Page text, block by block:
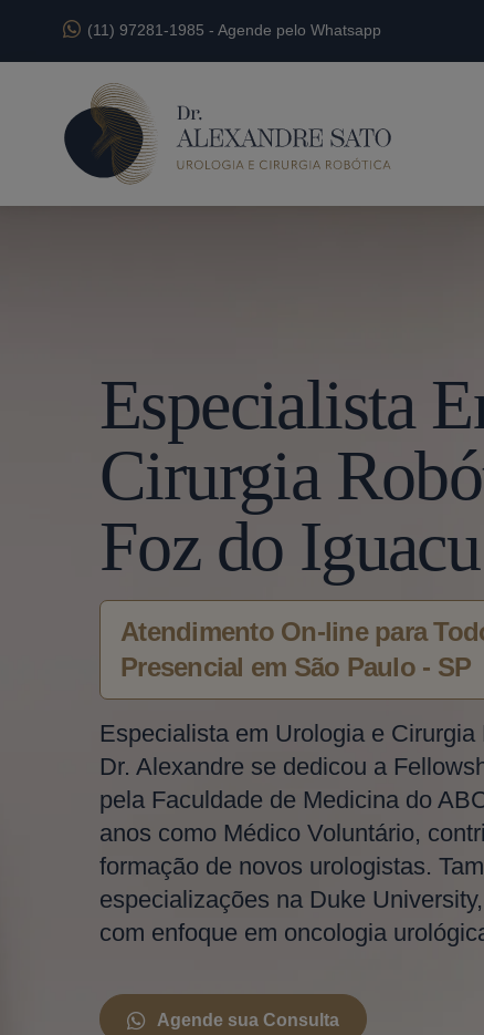
(11) 97281-1985 - Agende pelo Whatsapp
Especialista
Cirurgia
Foz do Iguacu
Atendimento On-line para
Presencial em São Paulo - SP
Especialista em Urologia e
Dr. Alexandre se dedicou a
pela Faculdade de Medicina do
anos como Médico Voluntário,
formação de novos urologistas.
especializações na Duke
com enfoque em oncologia
Agende sua Consulta